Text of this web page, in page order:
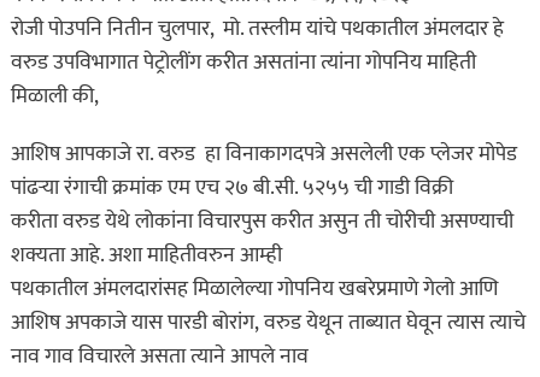
रोजी पोउपनि नितीन चुलपार, मो. तस्लीम यांचे पथकातील अंमलदार हे
वरुड उपविभागात पेट्रोलींग करीत असतांना त्यांना गोपनिय माहिती
मिळाली की,
आशिष आपकाजे रा. वरुड हा विनाकागदपत्रे असलेली एक प्लेजर मोपेड
पांढऱ्या रंगाची क्रमांक एम एच २७ बी.सी. ५२५५ ची गाडी विक्री
करीता वरुड येथे लोकांना विचारपुस करीत असुन ती चोरीची असण्याची
शक्यता आहे. अशा माहितीवरुन आम्ही
पथकातील अंमलदारांसह मिळालेल्या गोपनिय खबरेप्रमाणे गेलो आणि
आशिष अपकाजे यास पारडी बोरांग, वरुड येथून ताब्यात घेवून त्यास त्याचे
नाव गाव विचारले असता त्याने आपले नाव